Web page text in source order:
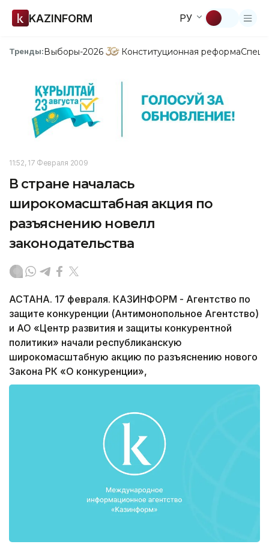
KAZINFORM РУ
Тренды:Выборы-2026 Конституционная реформа
11:52, 17 Февраля 2009
В стране началась
широкомасштабная акция по
разъяснению новелл
законодательства
АСТАНА. 17 февраля. КАЗИНФОРМ - Агентство по
защите конкуренции (Антимонопольное Агентство)
и АО «Центр развития и защиты конкурентной
политики» начали республиканскую
широкомасштабную акцию по разъяснению нового
Закона РК «О конкуренции»,